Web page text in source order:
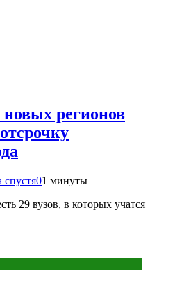
регионов
спустя01 минуты
29 вузов, в которых учатся